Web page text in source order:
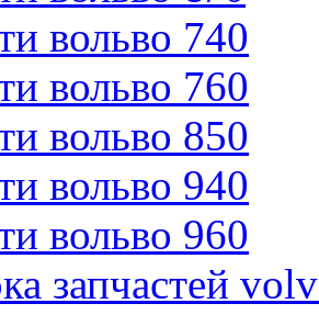
вольво 740
вольво 760
вольво 850
вольво 940
вольво 960
запчастей